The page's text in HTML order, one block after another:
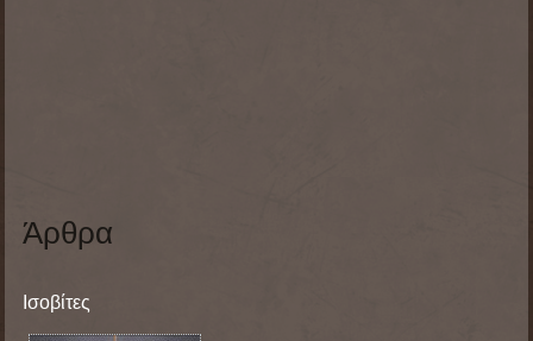
Άρθρα
Ισοβίτες